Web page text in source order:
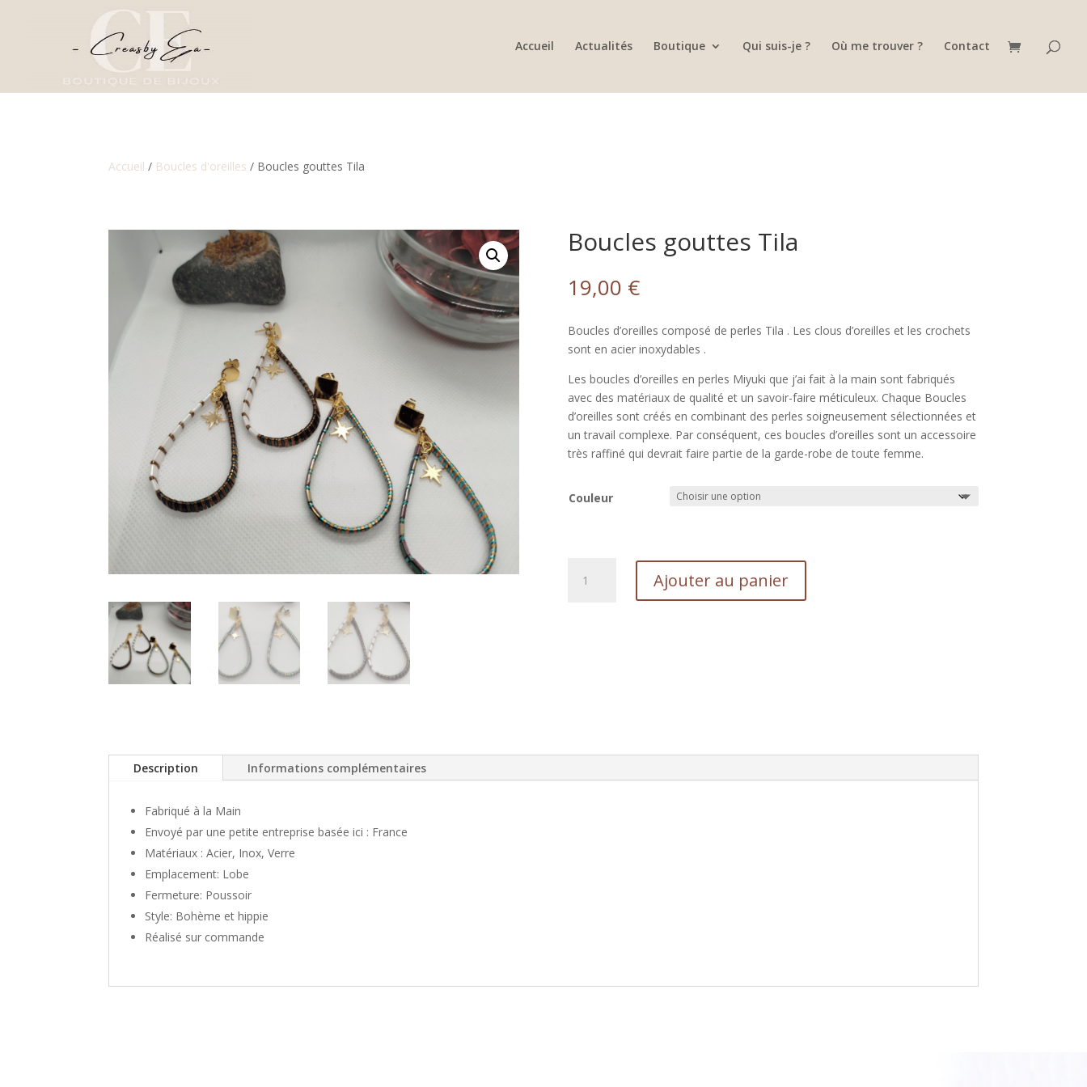
Accueil Actualités Boutique Qui suis-je ? Où me trouver ? Contact
Accueil / Boucles d'oreilles / Boucles gouttes Tila
Boucles gouttes Tila
19,00 €
Boucles d’oreilles composé de perles Tila . Les clous d’oreilles et les crochets
sont en acier inoxydables .
Les boucles d’oreilles en perles Miyuki que j’ai fait à la main sont fabriqués
avec des matériaux de qualité et un savoir-faire méticuleux. Chaque Boucles
d’oreilles sont créés en combinant des perles soigneusement sélectionnées et
un travail complexe. Par conséquent, ces boucles d’oreilles sont un accessoire
très raffiné qui devrait faire partie de la garde-robe de toute femme.
Couleur
Ajouter au panier
Description Informations complémentaires
Fabriqué à la Main
Envoyé par une petite entreprise basée ici : France
Matériaux : Acier, Inox, Verre
Emplacement: Lobe
Fermeture: Poussoir
Style: Bohème et hippie
Réalisé sur commande